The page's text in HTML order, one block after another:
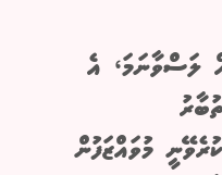
ލަސްވާނަމަ، އެ
މުވައްޒަފުން